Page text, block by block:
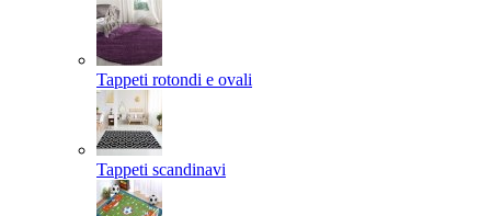
Tappeti rotondi e ovali
Tappeti scandinavi